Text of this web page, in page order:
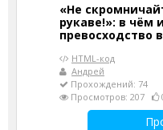
«Не
рукаве!»: в чём
превосходство
HTML-код
Андрей
Прохождений: 74
Просмотров: 207